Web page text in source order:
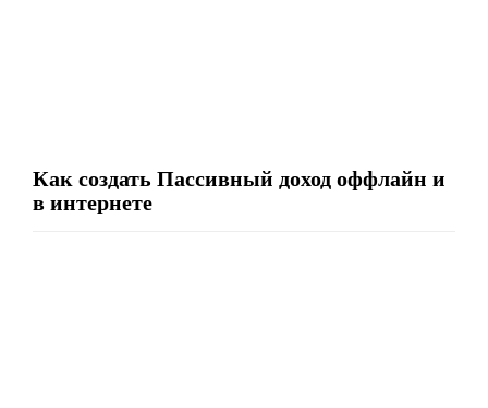
Как создать Пассивный доход оффлайн и
в интернете